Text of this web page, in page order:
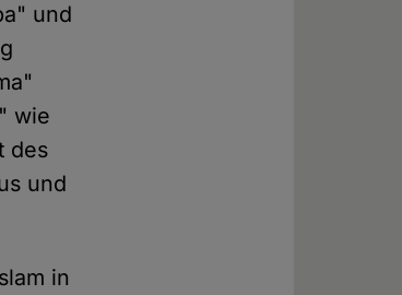
und
wie
des
und
in